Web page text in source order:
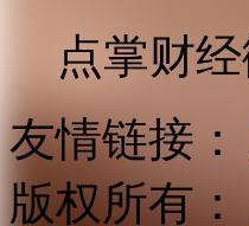
点掌财
友情链接：
版权所有：